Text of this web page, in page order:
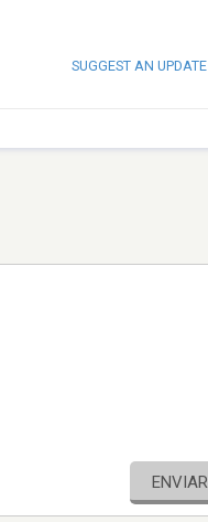
SUGGEST AN UPDATE
ENVIAR